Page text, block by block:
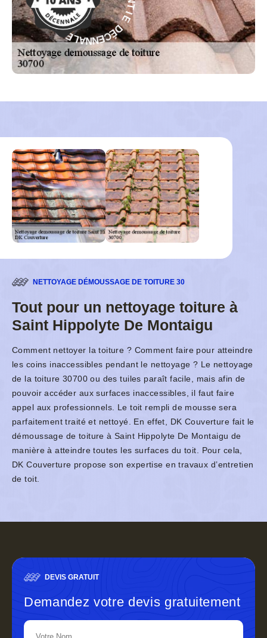
G
A
R
A
N
T
I
E D
É
C
E
N
N
A
L
E
-
NETTOYAGE DÉMOUSSAGE DE TOITURE 30
Tout pour un nettoyage toiture à
Saint Hippolyte De Montaigu
Comment nettoyer la toiture ? Comment faire pour atteindre
les coins inaccessibles pendant le nettoyage ? Le nettoyage
de la toiture 30700 ou des tuiles paraît facile, mais afin de
pouvoir accéder aux surfaces inaccessibles, il faut faire
appel aux professionnels. Le toit rempli de mousse sera
parfaitement traité et nettoyé. En effet, DK Couverture fait le
démoussage de toiture à Saint Hippolyte De Montaigu de
manière à atteindre toutes les surfaces du toit. Pour cela,
DK Couverture propose son expertise en travaux d’entretien
de toit.
DEVIS GRATUIT
Demandez votre devis gratuitement